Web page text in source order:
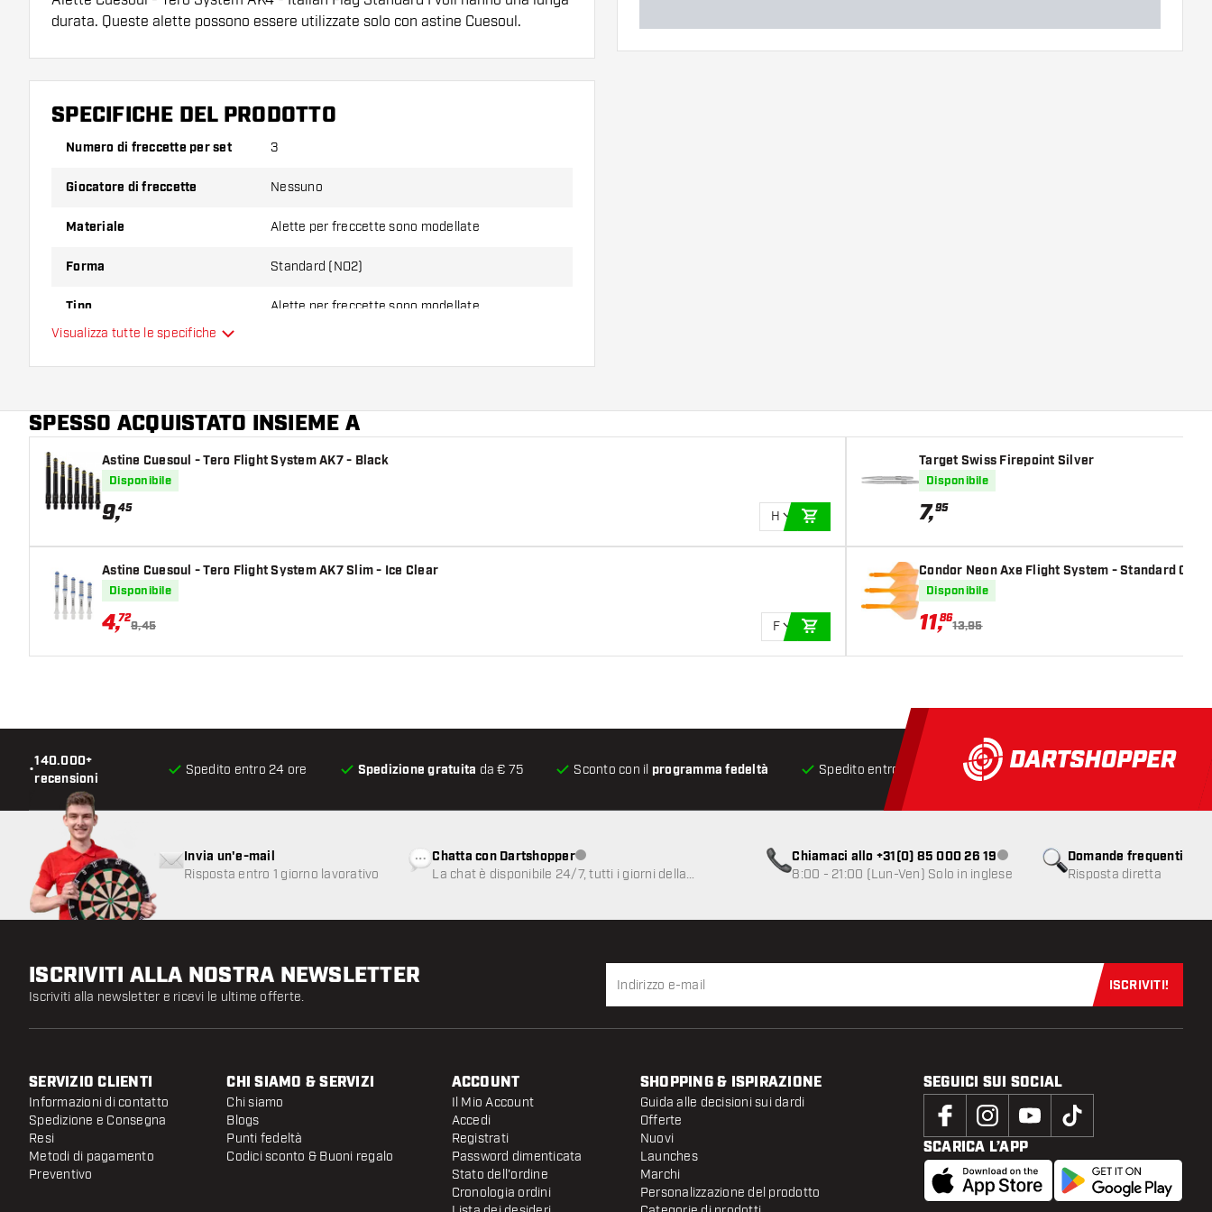
durata. Queste alette possono essere utilizzate solo con astine Cuesoul.
Assicuratevi di avere a portata di mano un gran numero di alette e di
astine. Questi possono danneggiarsi o rompersi con l'uso.
scoprire quale variante vi si addice di più!
SPECIFICHE DEL PRODOTTO
Numero di freccette per set 3
Giocatore di freccette Nessuno
Materiale Alette per freccette sono modellate
Forma Standard (NO2)
Tipo Alette per freccette sono modellate
Colore principale
Visualizza tutte le specifiche
SPESSO ACQUISTATO INSIEME A
Astine Cuesoul - Tero Flight System AK7 - Black
Disponibile
9,45
H
AGGIUNGI AL CARRELLO
Astine Cuesoul - Tero Flight System AK7 Slim - Ice Clear
Disponibile
4,72
9,45 F
AGGIUNGI AL CARRELLO
Target Swiss Firepoint Silver
Disponibile
7,95
Condor Neon Axe Flight System - Standard
Disponibile
11,86
13,95
•
140.000+
recensioni
Spedito entro 24 ore Spedizione gratuita da € 75 Sconto con il programma fedeltà Spedito entro 24 ore Spedizione gratuitada € 75
Domande frequenti
Risposta diretta
Invia un'e-mail
Risposta entro 1 giorno lavorativo
Chatta con DartshopperServizio clienti non disponibile
La chat è disponibile 24/7, tutti i giorni della
Chiamaci allo +31(0) 85 000 26 19Servizio clienti non disponibile
8:00 - 21:00 (Lun-Ven) Solo in inglese
ISCRIVITI ALLA NOSTRA NEWSLETTER
Iscriviti alla newsletter e ricevi le ultime offerte.
Iscriviti
ISCRIVITI!
SERVIZIO CLIENTI
Informazioni di contatto
Spedizione e Consegna
Resi
Metodi di pagamento
Preventivo
CHI SIAMO & SERVIZI
Chi siamo
Blogs
Punti fedeltà
Codici sconto & Buoni regalo
ACCOUNT
Il Mio Account
Accedi
Registrati
Password dimenticata
Stato dell'ordine
Cronologia ordini
SHOPPING & ISPIRAZIONE
Guida alle decisioni sui dardi
Offerte
Nuovi
Launches
Marchi
Personalizzazione del prodotto
SEGUICI SUI SOCIAL
SCARICA L’APP